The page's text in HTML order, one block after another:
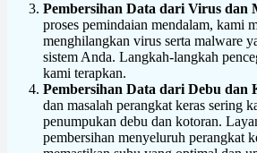
Pembersihan Data dari Virus dan
proses pemindaian mendalam, kami
menghilangkan virus serta malware
sistem Anda. Langkah-langkah
kami terapkan.
Pembersihan Data dari Debu dan
dan masalah perangkat keras sering
penumpukan debu dan kotoran.
pembersihan menyeluruh perangkat